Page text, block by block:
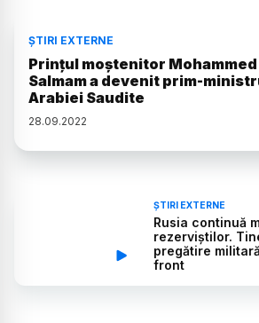
ȘTIRI EXTERNE
Prinţul moştenitor Mohammed
Salmam a devenit prim-
Arabiei Saudite
28.09.2022
ȘTIRI EXTERNE
Rusia continuă
rezerviștilor.
pregătire
front